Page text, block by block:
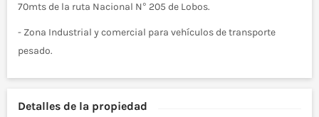
70mts de la ruta Nacional N° 205 de Lobos.
- Zona Industrial y comercial para vehículos de transporte
pesado.
Detalles de la propiedad